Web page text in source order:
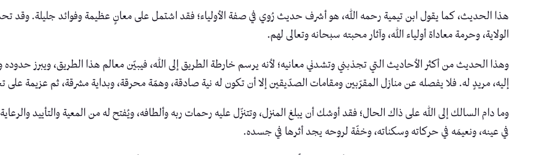
هذا الحديث، كما يقول ابن تيمية رحمه الله، هو أشرف حديث رُوي في صفة الأولياء؛ فقد اشتمل على معانٍ عظيمة وفوائد جليلة. وقد
الولاية، وحرمة معاداة أولياء الله، وآثار محبته سبحانه وتعالى لهم.
وهذا الحديث من أكثر الأحاديث التي تجذبني وتشدني معانيه؛ لأنه يرسم خارطة الطريق إلى الله، فيبيّن معالم هذا الطريق، ويبرز
إليه، مريدٍ له. فلا يفصله عن منازل المقرّبين ومقامات الصدّيقين إلا أن تكون له نية صادقة، وهمّة محرقة، وبداية مشرقة، ثم عزيمة
وما دام السالك إلى الله على ذاك الحال؛ فقد أوشك أن يبلغ المنزل، وتتنزّل عليه رحمات ربه وألطافه، ويُفتح له من المعية والتأييد
في عينه، ونعيمَه في حركاته وسكناته، وخفّة لروحه يجد أثرها في جسده.